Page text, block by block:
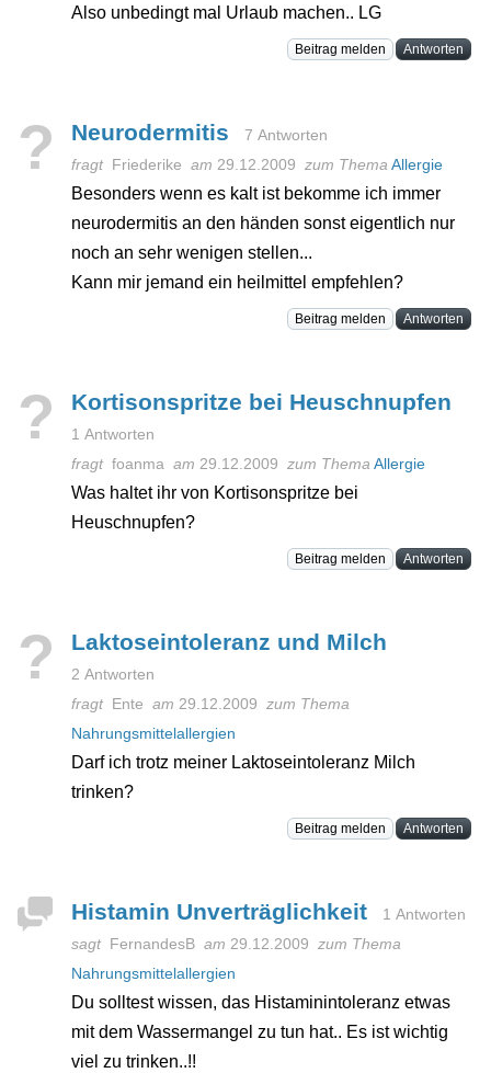
Also unbedingt mal Urlaub machen.. LG
Beitrag melden Antworten
? Neurodermitis
7 Antworten
fragt Friederike am 29.12.2009 zum Thema Allergie
Besonders wenn es kalt ist bekomme ich immer
neurodermitis an den händen sonst eigentlich nur
noch an sehr wenigen stellen...
Kann mir jemand ein heilmittel empfehlen?
Beitrag melden Antworten
? Kortisonspritze bei Heuschnupfen
1 Antworten
fragt foanma am 29.12.2009 zum Thema Allergie
Was haltet ihr von Kortisonspritze bei
Heuschnupfen?
Beitrag melden Antworten
? Laktoseintoleranz und Milch
2 Antworten
fragt Ente am 29.12.2009 zum Thema
Nahrungsmittelallergien
Darf ich trotz meiner Laktoseintoleranz Milch
trinken?
Beitrag melden Antworten
Histamin Unverträglichkeit
1 Antworten
sagt FernandesB am 29.12.2009 zum Thema
Nahrungsmittelallergien
Du solltest wissen, das Histaminintoleranz etwas
mit dem Wassermangel zu tun hat.. Es ist wichtig
viel zu trinken..!!